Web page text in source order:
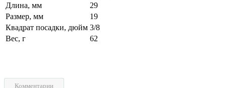
Длина, мм
29
Размер, мм
19
Квадрат посадки, дюйм 3/8
Вес, г
62
Комментарии